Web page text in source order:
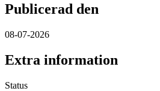
Publicerad den
08-07-2026
Extra information
Status